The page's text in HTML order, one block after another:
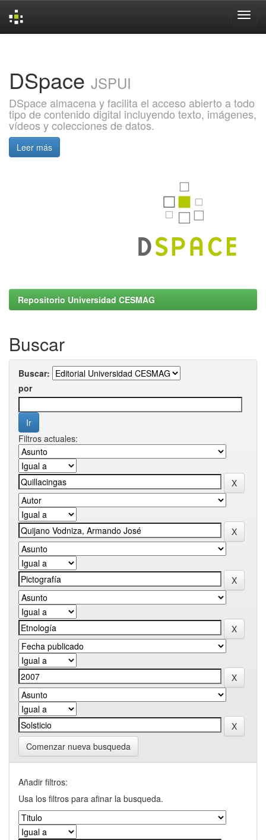
DSpace JSPUI
DSpace almacena y facilita el acceso abierto a todo
tipo de contenido digital incluyendo texto, imágenes,
vídeos y colecciones de datos.
Leer más
Repositorio Universidad CESMAG
Buscar
Buscar:
por
Filtros actuales:
Comenzar nueva busqueda
Añadir filtros:
Usa los filtros para afinar la busqueda.